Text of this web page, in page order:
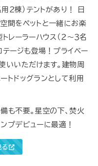
用２棟）テントがあり！ 日
間をペットと一緒にお楽
レーラーハウス（２～３名
テージも登場！プライベー
いいただけます。建物周
トドッグランとして利用
も不要。星空の下、焚火
プデビューに最適！
る